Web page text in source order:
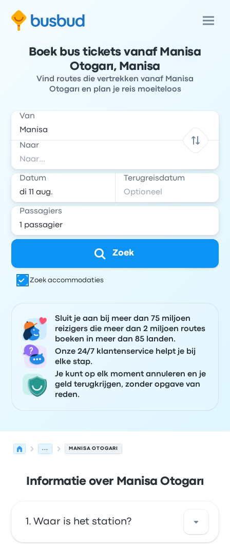
Boek bus tickets vanaf Manisa
Otogarı, Manisa
Vind routes die vertrekken vanaf Manisa
Otogarı en plan je reis moeiteloos
Van
Naar
Datum Terugreisdatum
Passagiers
Zoek
Zoek accommodaties
Sluit je aan bij meer dan 75 miljoen
reizigers die meer dan 2 miljoen routes
boeken in meer dan 85 landen.
Onze 24/7 klantenservice helpt je bij
elke stap.
Je kunt op elk moment annuleren en je
geld terugkrijgen, zonder opgave van
reden.
... MANISA OTOGARI
Informatie over Manisa Otogarı
Waar is het station?